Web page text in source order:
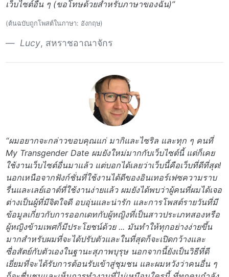
เว็บไซต์อื่น ๆ (ขอโทษด้วยสำหรับภาษาของฉัน)”
(ต้นฉบับถูกโพสต์ในภาษา: อังกฤษ)
Lucy, สหราชอาณาจักร
“ผมอยากจะกล่าวขอบคุณแก่ มากิและไซริล และทุก ๆ คนที่
My Transgender Date ผมยังใหม่มากกับเว็บไซต์นี้ แต่ก็เคย
ใช้งานเว็บไซต์อื่นมาแล้ว แต่บอกได้เลยว่าเว็บนี้คือเว็บที่ดีที่สุด!
นอกเหนือจากฟังก์ชั่นที่ใช้งานได้ดีของอินเทอร์เฟซความราบ
รื่นและเลย์เอาต์ที่ใช้งานง่ายแล้ว ผมยังได้พบว่าผู้คนที่ผมได้เจอ
ต่างเป็นผู้ที่มีจิตใจดี อบอุ่นและน่ารัก และการโพสต์รายวันที่มี
ข้อมูลเกี่ยวกับการออกเดทกับผู้หญิงที่เป็นสาวประเภทสองหรือ
ผู้หญิงข้ามเพศก็มีประโยชน์ด้วย ... มันทำให้ทุกอย่างง่ายขึ้น
มากสำหรับผมที่จะได้ปรับตัวและในที่สุดก็จะเปิดกว้างและ
ซื่อสัตย์กับตัวเองในฐานะสุภาพบุรุษ นอกจากนี้ยังเป็นวิธีที่ดี
เยี่ยมที่จะได้รับการต้อนรับเข้าสู่ชุมชน และผมหวังว่าคนอื่น ๆ